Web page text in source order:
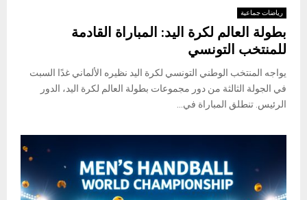
رياضات جماعية
بطولة العالم لكرة اليد: المباراة القادمة
للمنتخب التونسي
يواجه المنتخب الوطني التونسي لكرة اليد نظيره الألماني غدًا السبت
في الجولة الثالثة من دور مجموعات بطولة العالم لكرة اليد، الدور
الرئيس. تنطلق المباراة في...